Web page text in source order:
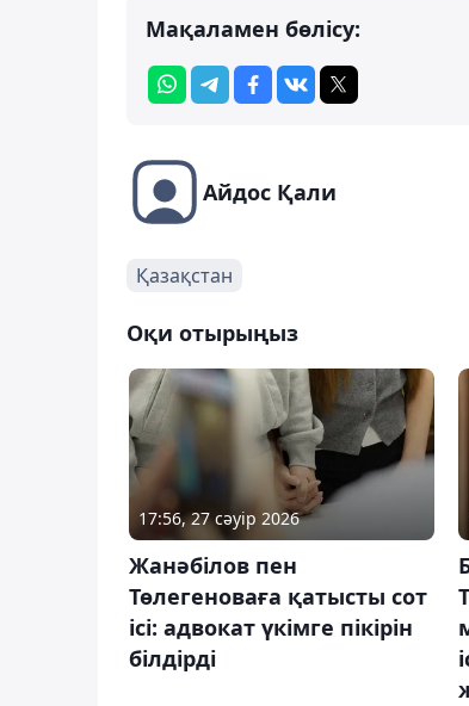
Мақаламен бөлісу:
Айдос Қали
Қазақстан
Оқи отырыңыз
17:56, 27 сәуір 2026
Жанәбілов пен
Төлегеноваға қатысты сот
ісі: адвокат үкімге пікірін
білдірді